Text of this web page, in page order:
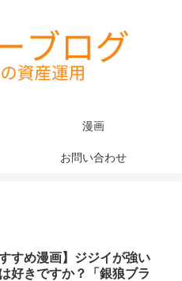
漫画
お問い合わせ
すすめ漫画】ジジイが強い
好きですか？「銀狼ブラ